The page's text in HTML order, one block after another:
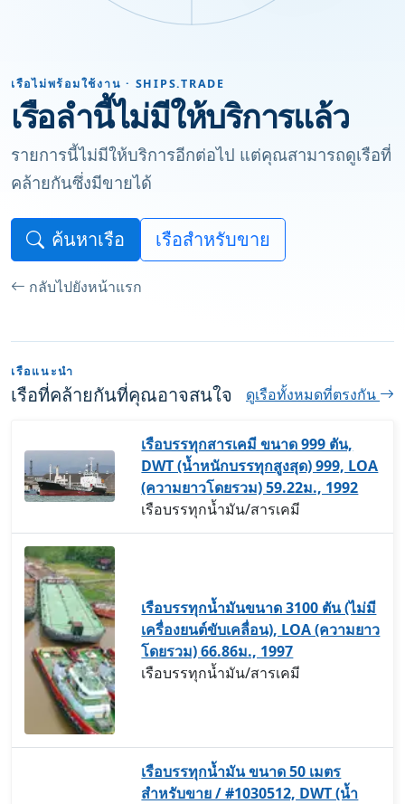
เรือไม่พร้อมใช้งาน · SHIPS.TRADE
เรือลำนี้ไม่มีให้บริการแล้ว
รายการนี้ไม่มีให้บริการอีกต่อไป แต่คุณสามารถดูเรือที่
คล้ายกันซึ่งมีขายได้
ค้นหาเรือ เรือสำหรับขาย
กลับไปยังหน้าแรก
เรือแนะนำ
เรือที่คล้ายกันที่คุณอาจสนใจ ดูเรือทั้งหมดที่ตรงกัน
เรือบรรทุกสารเคมี ขนาด 999 ตัน,
DWT (น้ำหนักบรรทุกสูงสุด) 999, LOA
(ความยาวโดยรวม) 59.22ม., 1992
เรือบรรทุกน้ำมัน/สารเคมี
เรือบรรทุกน้ำมันขนาด 3100 ตัน (ไม่มี
เครื่องยนต์ขับเคลื่อน), LOA (ความยาว
โดยรวม) 66.86ม., 1997
เรือบรรทุกน้ำมัน/สารเคมี
เรือบรรทุกน้ำมัน ขนาด 50 เมตร
สำหรับขาย / #1030512, DWT (น้ำ